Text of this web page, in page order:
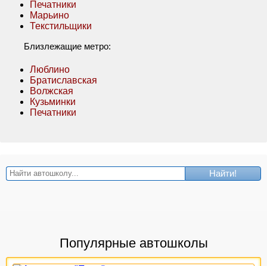
Печатники
Марьино
Текстильщики
Близлежащие метро:
Люблино
Братиславская
Волжская
Кузьминки
Печатники
Найти!
Популярные автошколы